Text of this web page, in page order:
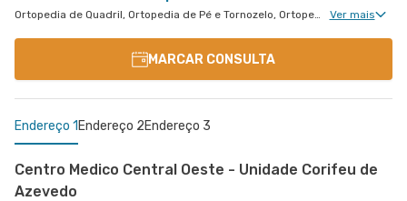
Ortopedia de Quadril, Ortopedia de Pé e Tornozelo, Ortopedia de Ombro, Ortopedia de Joelho, Ortopedia de Coluna, Ortopedia Geral, Cirurgia de Joelho, Ortopedia de Punho, Ortopedia de Cotovelo, Cirurgia de Quadril Ver mais
MARCAR CONSULTA
Endereço 1 Endereço 2Endereço 3
Centro Medico Central Oeste - Unidade Corifeu de
Azevedo